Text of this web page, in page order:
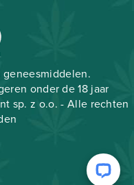
onder de 18 jaar
sp. z o.o. - Alle rechten